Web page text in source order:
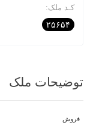
کـد ملک:
۲۵۶۵۴
توضیحات ملک
فروش